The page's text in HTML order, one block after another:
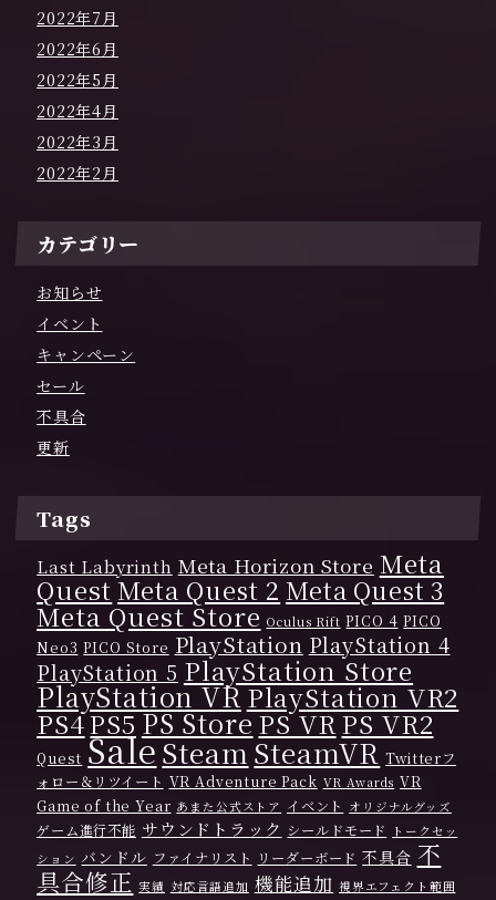
2022年7月
2022年6月
2022年5月
2022年4月
2022年3月
2022年2月
カテゴリー
お知らせ
イベント
キャンペーン
セール
不具合
更新
Tags
Last Labyrinth Meta Horizon Store Meta
QuestMeta Quest 2 Meta Quest 3
Meta Quest Store Oculus Rift PICO 4 PICO
Neo3 PICO Store PlayStation PlayStation 4
PlayStation 5 PlayStation Store
PlayStation VRPlayStation VR2
PS4PS5PS StorePS VRPS VR2
Quest SaleSteam SteamVR Twitterフ
ォロー＆リツイート VR Adventure Pack VR Awards VR
Game of the Year あまた公式ストア イベント オリジナルグッズ
ゲーム進行不能 サウンドトラック シールドモード
トークセッ
ション バンドル ファイナリスト リーダーボード 不具合 不
具合修正 実績 対応言語追加 機能追加 視界エフェクト範囲